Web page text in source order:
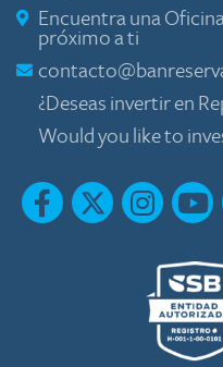
Encuentra una
próximo a ti
¿Deseas invertir en
Would you like to